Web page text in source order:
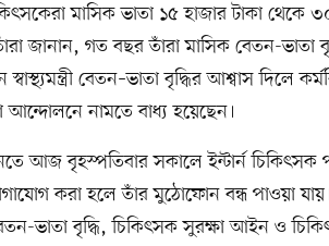
মাসিক ভাতা ১৫ হাজার টাকা থেকে
জানান, গত বছর তাঁরা মাসিক বেতন-
বেতন–ভাতা বৃদ্ধির আশ্বাস দিলে
আন্দোলনে নামতে বাধ্য হয়েছেন।
আজ বৃহস্পতিবার সকালে ইন্টার্ন
করা হলে তাঁর মুঠোফোন বন্ধ পাওয়া
ভাতা বৃদ্ধি, চিকিৎসক সুরক্ষা আইন ও